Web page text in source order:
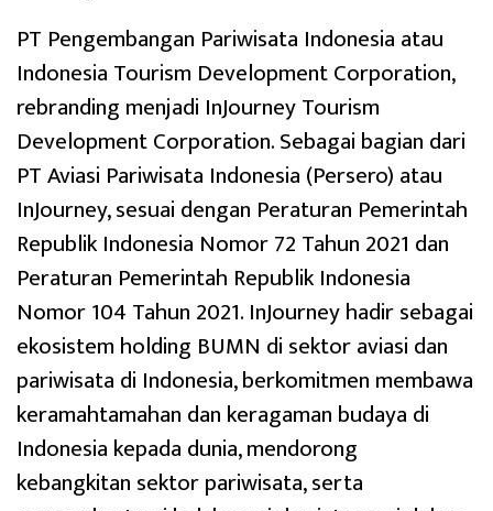
PT Pengembangan Pariwisata Indonesia atau
Indonesia Tourism Development Corporation,
rebranding menjadi InJourney Tourism
Development Corporation. Sebagai bagian dari
PT Aviasi Pariwisata Indonesia (Persero) atau
InJourney, sesuai dengan Peraturan Pemerintah
Republik Indonesia Nomor 72 Tahun 2021 dan
Peraturan Pemerintah Republik Indonesia
Nomor 104 Tahun 2021. InJourney hadir sebagai
ekosistem holding BUMN di sektor aviasi dan
pariwisata di Indonesia, berkomitmen membawa
keramahtamahan dan keragaman budaya di
Indonesia kepada dunia, mendorong
kebangkitan sektor pariwisata, serta